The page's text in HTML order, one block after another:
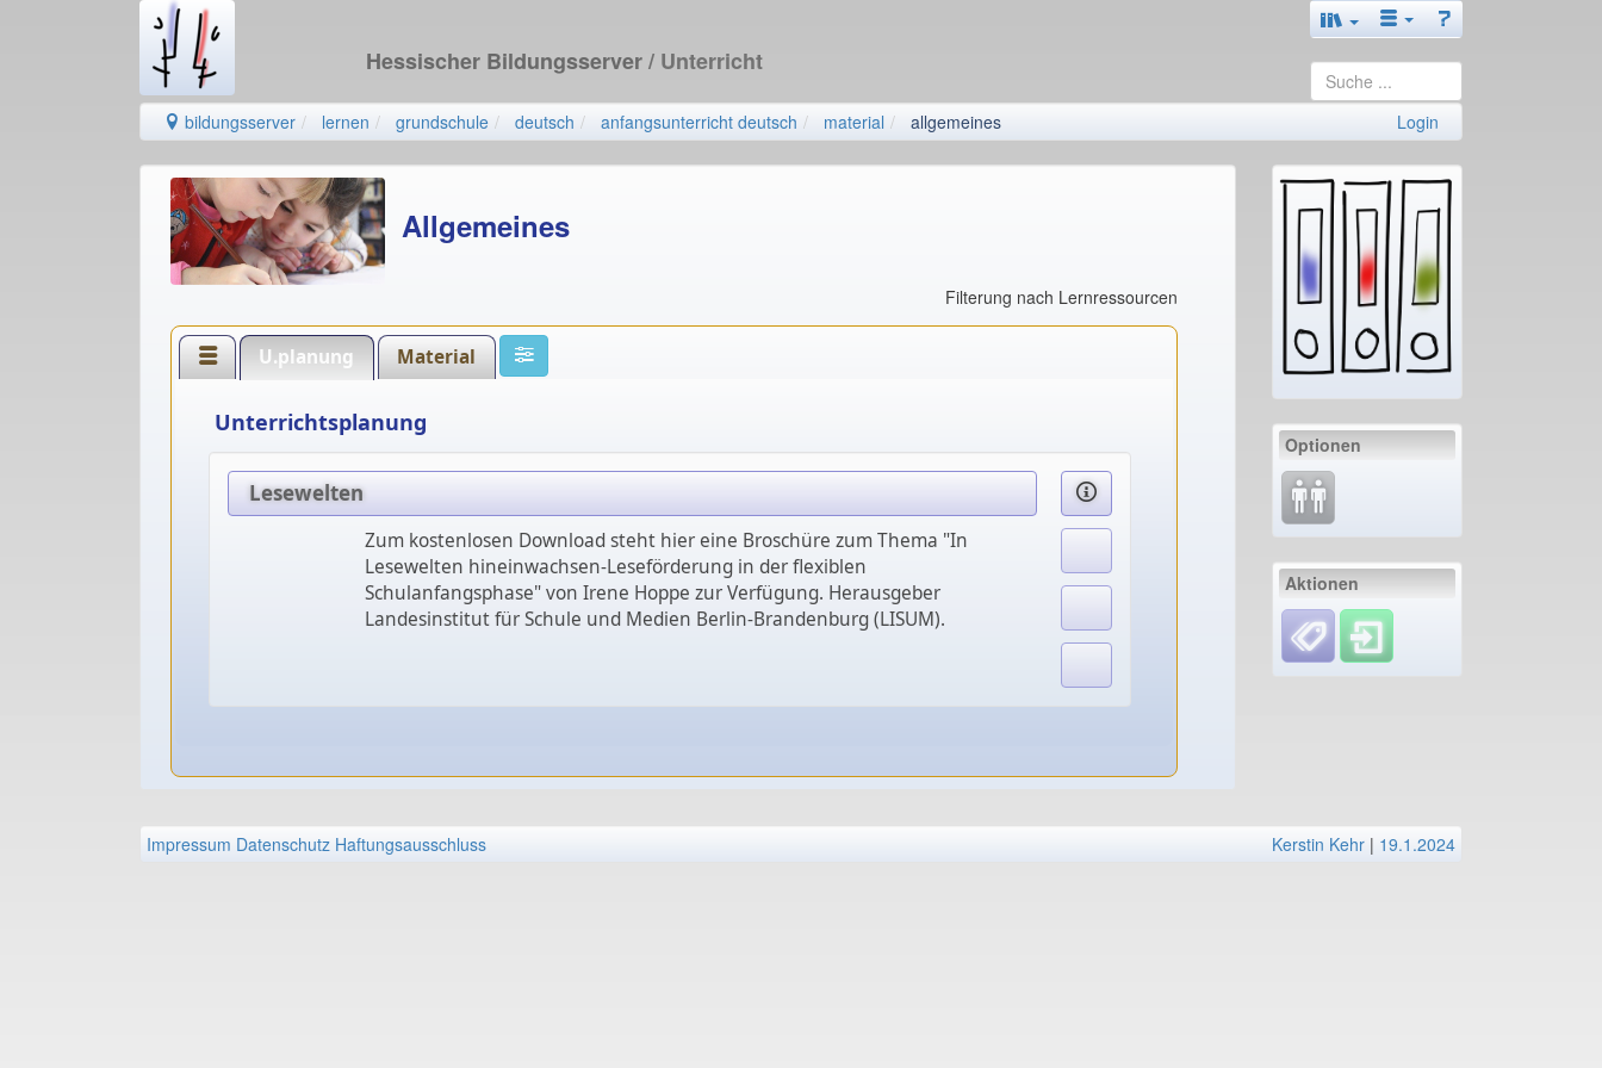
Hessischer Bildungsserver/ Unterricht
bildungsserver lernen grundschule deutsch anfangsunterricht deutsch material allgemeines Login
Allgemeines
Filterung nach Lernressourcen
U.planung Material
Unterrichtsplanung
Lesewelten
Zum kostenlosen Download steht hier eine Broschüre zum Thema "In
Lesewelten hineinwachsen-Leseförderung in der flexiblen
Schulanfangsphase" von Irene Hoppe zur Verfügung. Herausgeber
Landesinstitut für Schule und Medien Berlin-Brandenburg (LISUM).
Optionen
Aktionen
Impressum Datenschutz Haftungsausschluss Kerstin Kehr | 19.1.2024